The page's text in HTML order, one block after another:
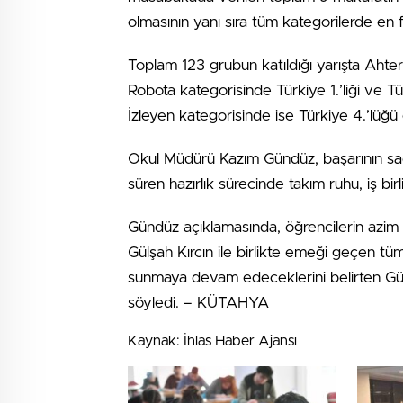
olmasının yanı sıra tüm kategorilerde
Toplam 123 grubun katıldığı yarışta
Robota kategorisinde Türkiye 1.’liği ve
İzleyen kategorisinde ise Türkiye
Okul Müdürü Kazım Gündüz, başarının
süren hazırlık sürecinde takım ruhu, iş
Gündüz açıklamasında, öğrencilerin
Gülşah Kırcın ile birlikte emeği geçen
sunmaya devam edeceklerini belirten
söyledi. – KÜTAHYA
Kaynak: İhlas Haber Ajansı